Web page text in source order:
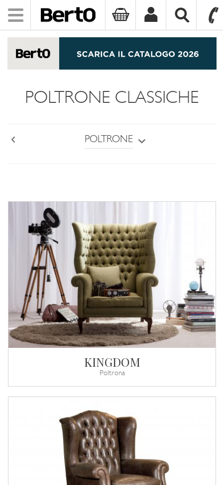
Toggle
navigation
POLTRONE CLASSICHE
POLTRONE
KINGDOM
Poltrona